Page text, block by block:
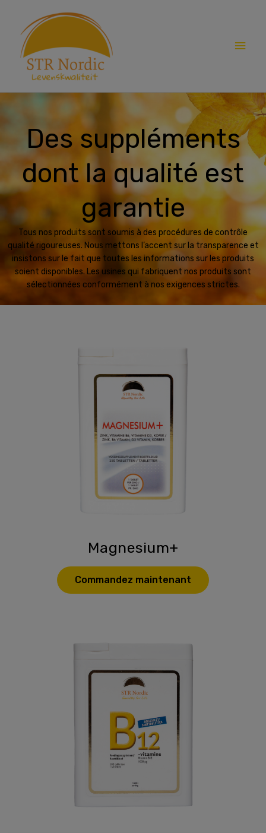
content
Des suppléments
dont la qualité est
garantie
Tous nos produits sont soumis à des procédures de contrôle
qualité rigoureuses. Nous mettons l’accent sur la transparence et
insistons sur le fait que toutes les informations sur les produits
soient disponibles. Les usines qui fabriquent nos produits sont
sélectionnées conformément à nos exigences strictes.
Magnesium+
Commandez maintenant